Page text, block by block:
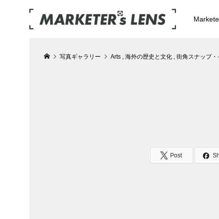
写真ギャラリー Arts , 海外の歴史と文化 , 街角スナップ・
Post